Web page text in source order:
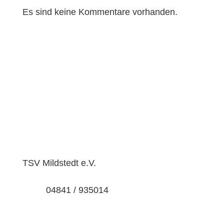
Es sind keine Kommentare vorhanden.
TSV Mildstedt e.V.
04841 / 935014